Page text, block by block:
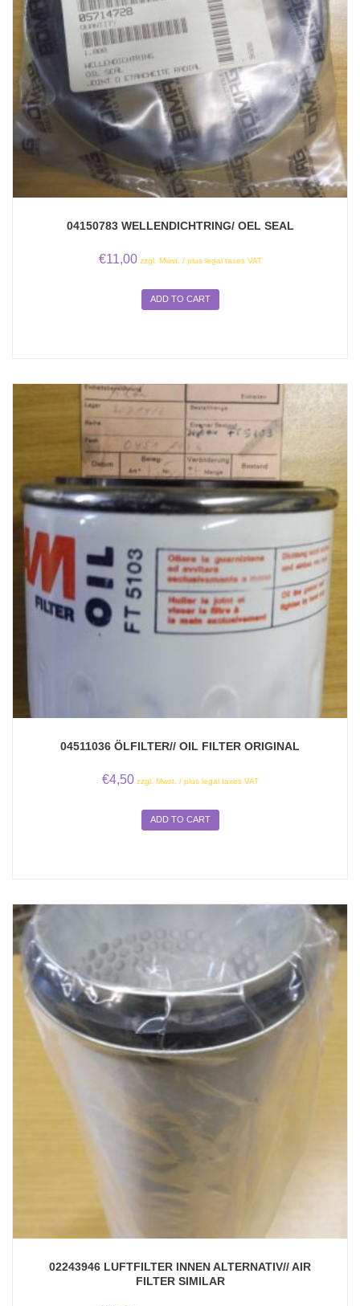
04150783 WELLENDICHTRING/ OEL SEAL
€11,00 zzgl. Mwst. / plus legal taxes VAT
ADD TO CART
04511036 ÖLFILTER// OIL FILTER ORIGINAL
€4,50 zzgl. Mwst. / plus legal taxes VAT
ADD TO CART
02243946 LUFTFILTER INNEN ALTERNATIV// AIR
FILTER SIMILAR